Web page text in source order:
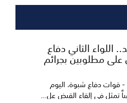
اللواء الثاني دفاع
مطلوبين بجرائم
- قوات دفاع شبوة، اليوم
تمثل في إلقاء القبض عل...